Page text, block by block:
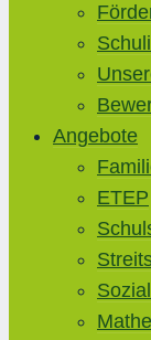
Angebote
ETEP